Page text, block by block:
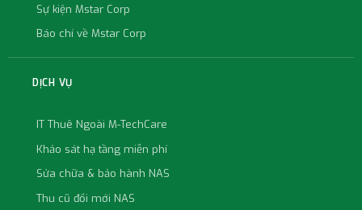
Sự kiện Mstar Corp
Báo chí về Mstar Corp
DỊCH VỤ
IT Thuê Ngoài M-TechCare
Khảo sát hạ tầng miễn phí
Sửa chữa & bảo hành NAS
Thu cũ đổi mới NAS